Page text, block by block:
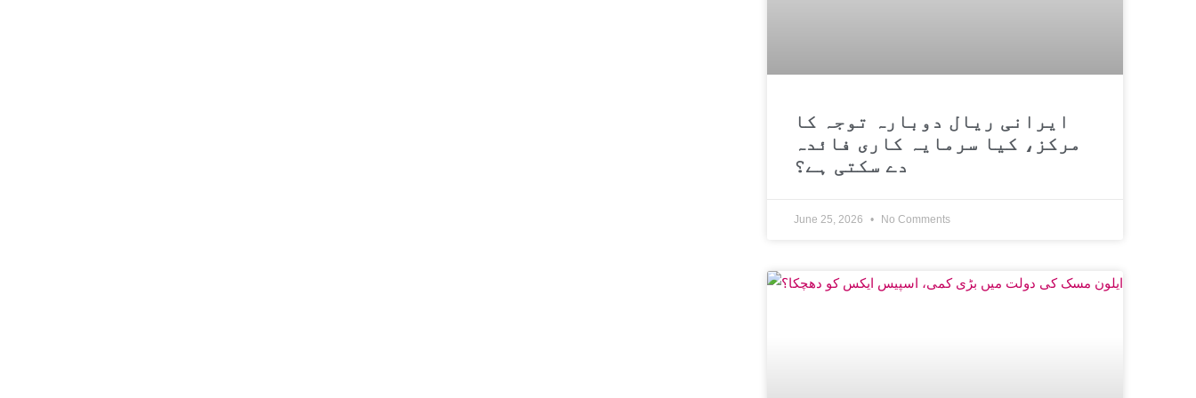
ایرانی ریال دوبارہ توجہ کا
مرکز، کیا سرمایہ کاری فائدہ
دے سکتی ہے؟
June 25, 2026 No Comments